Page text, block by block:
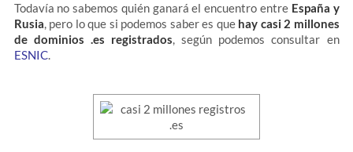
Todavía no sabemos quién ganará el encuentro entre España y
Rusia, pero lo que si podemos saber es quehay casi 2 millones
de dominios .es registrados, según podemos consultar en
ESNIC.